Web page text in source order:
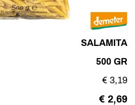
SALAMITA
500 GR
€ 3,19
€ 2,69